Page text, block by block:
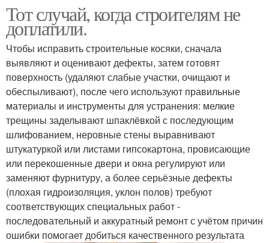
Тот случай, когда строителям не
доплатили.
Чтобы исправить строительные косяки, сначала
выявляют и оценивают дефекты, затем готовят
поверхность (удаляют слабые участки, очищают и
обеспыливают), после чего используют правильные
материалы и инструменты для устранения: мелкие
трещины заделывают шпаклёвкой с последующим
шлифованием, неровные стены выравнивают
штукатуркой или листами гипсокартона, провисающие
или перекошенные двери и окна регулируют или
заменяют фурнитуру, а более серьёзные дефекты
(плохая гидроизоляция, уклон полов) требуют
соответствующих специальных работ -
последовательный и аккуратный ремонт с учётом причин
ошибки помогает добиться качественного результата